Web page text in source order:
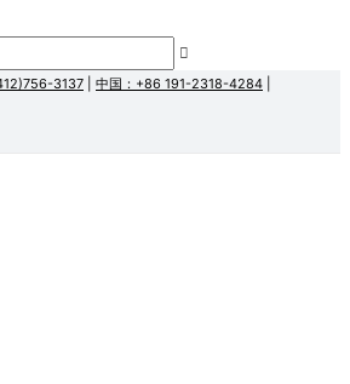
3137 中国：+86 191-2318-4284